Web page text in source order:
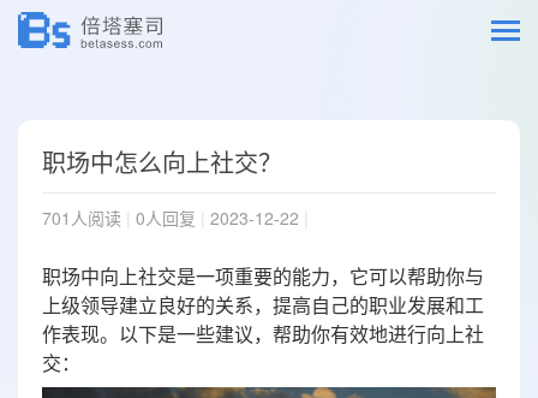
职场中怎么向上社交？
701人阅读 0人回复 2023-12-22
职场中向上社交是一项重要的能力，它可以帮助你与
上级领导建立良好的关系，提高自己的职业发展和工
作表现。以下是一些建议，帮助你有效地进行向上社
交：